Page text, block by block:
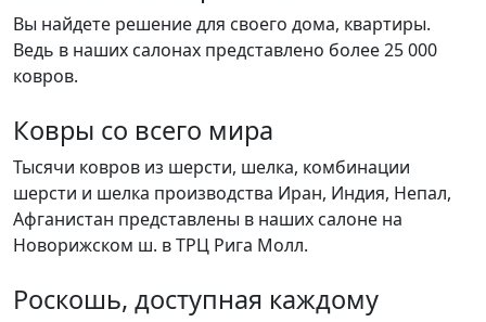
Вы найдете решение для своего дома, квартиры.
Ведь в наших салонах представлено более 25 000
ковров.
Ковры со всего мира
Тысячи ковров из шерсти, шелка, комбинации
шерсти и шелка производства Иран, Индия, Непал,
Афганистан представлены в наших салоне на
Новорижском ш. в ТРЦ Рига Молл.
Роскошь, доступная каждому